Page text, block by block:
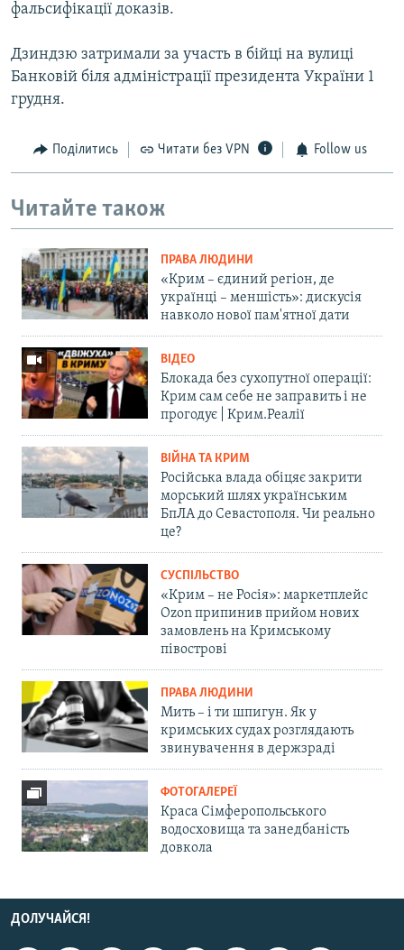
фальсифікації доказів.
Дзиндзю затримали за участь в бійці на вулиці
Банковій біля адміністрації президента України 1
грудня.
Поділитись Читати без VPN Follow us
Читайте також
ПРАВА ЛЮДИНИ
«Крим – єдиний регіон, де
українці – меншість»: дискусія
навколо нової пам'ятної дати
ВІДЕО
Блокада без сухопутної операції:
Крим сам себе не заправить і не
прогодує | Крим.Реалії
ВІЙНА ТА КРИМ
Російська влада обіцяє закрити
морський шлях українським
БпЛА до Севастополя. Чи реально
це?
СУСПІЛЬСТВО
«Крим – не Росія»: маркетплейс
Ozon припинив прийом нових
замовлень на Кримському
півострові
ПРАВА ЛЮДИНИ
Мить – і ти шпигун. Як у
кримських судах розглядають
звинувачення в держзраді
ФОТОГАЛЕРЕЇ
Краса Сімферопольського
водосховища та занедбаність
довкола
ДОЛУЧАЙСЯ!